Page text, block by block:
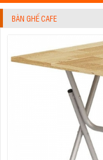
BÀN GHẾ CAFE